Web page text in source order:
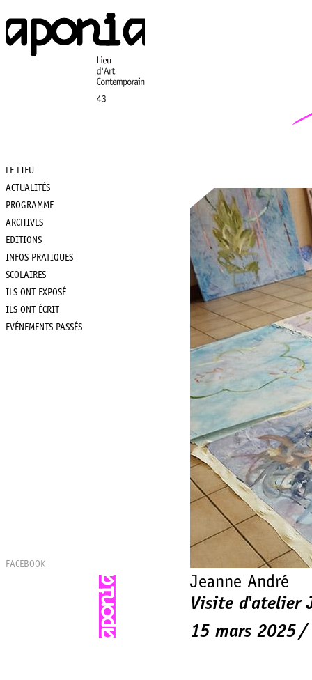
au
contenu
principal
Main
navigation
LE LIEU
ACTUALITÉS
PROGRAMME
ARCHIVES
EDITIONS
INFOS PRATIQUES
SCOLAIRES
ILS ONT EXPOSÉ
ILS ONT ÉCRIT
EVÉNEMENTS PASSÉS
FACEBOOK
Jeanne André
Visite d'atelier
15 mars 2025